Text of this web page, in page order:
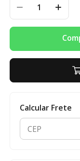
Calcular Frete